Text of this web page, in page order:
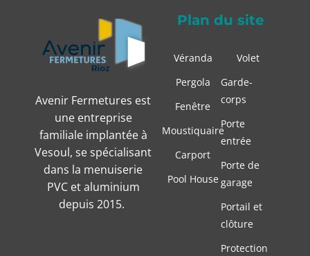
Avenir Fermetures est
une entreprise
familiale implantée à
Vesoul, se spécialisant
dans la menuiserie
PVC et aluminium
depuis 2015.
Plan du site
Véranda
Pergola
Fenêtre
Moustiquaire
Carport
Pool House
Volet
Garde-
corps
Porte
entrée
Porte de
garage
Portail et
clôture
Protection